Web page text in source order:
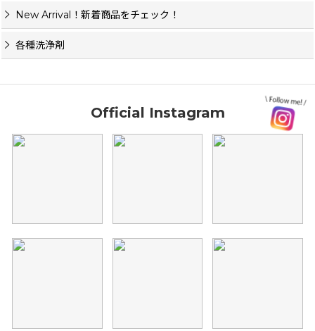
New Arrival！新着商品をチェック！
各種洗浄剤
Official Instagram